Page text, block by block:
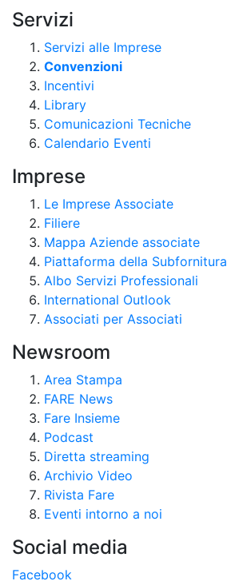
Servizi
Servizi alle Imprese
Convenzioni
Incentivi
Library
Comunicazioni Tecniche
Calendario Eventi
Imprese
Le Imprese Associate
Filiere
Mappa Aziende associate
Piattaforma della Subfornitura
Albo Servizi Professionali
International Outlook
Associati per Associati
Newsroom
Area Stampa
FARE News
Fare Insieme
Podcast
Diretta streaming
Archivio Video
Rivista Fare
Eventi intorno a noi
Social media
Facebook